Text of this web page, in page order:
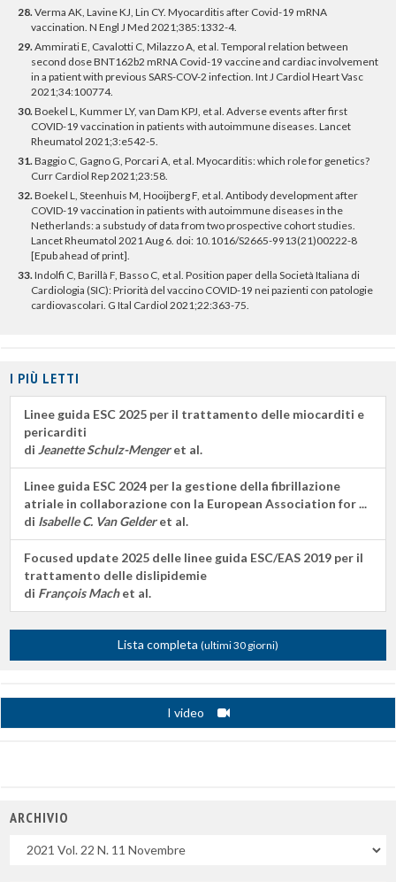
28. Verma AK, Lavine KJ, Lin CY. Myocarditis after Covid-19 mRNA
vaccination. N Engl J Med 2021;385:1332-4.
29. Ammirati E, Cavalotti C, Milazzo A, et al. Temporal relation between
second dose BNT162b2 mRNA Covid-19 vaccine and cardiac involvement
in a patient with previous SARS-COV-2 infection. Int J Cardiol Heart Vasc
2021;34:100774.
30. Boekel L, Kummer LY, van Dam KPJ, et al. Adverse events after first
COVID-19 vaccination in patients with autoimmune diseases. Lancet
Rheumatol 2021;3:e542-5.
31. Baggio C, Gagno G, Porcari A, et al. Myocarditis: which role for genetics?
Curr Cardiol Rep 2021;23:58.
32. Boekel L, Steenhuis M, Hooijberg F, et al. Antibody development after
COVID-19 vaccination in patients with autoimmune diseases in the
Netherlands: a substudy of data from two prospective cohort studies.
Lancet Rheumatol 2021 Aug 6. doi: 10.1016/S2665-9913(21)00222-8
[Epub ahead of print].
33. Indolfi C, Barillà F, Basso C, et al. Position paper della Società Italiana di
Cardiologia (SIC): Priorità del vaccino COVID-19 nei pazienti con patologie
cardiovascolari. G Ital Cardiol 2021;22:363-75.
I PIÙ LETTI
Linee guida ESC 2025 per il trattamento delle miocarditi e
pericarditi
di Jeanette Schulz-Mengeret al.
Linee guida ESC 2024 per la gestione della fibrillazione
atriale in collaborazione con la European Association for ...
di Isabelle C. Van Gelderet al.
Focused update 2025 delle linee guida ESC/EAS 2019 per il
trattamento delle dislipidemie
di François Machet al.
Lista completa (ultimi 30 giorni)
I video
ARCHIVIO
Uscite